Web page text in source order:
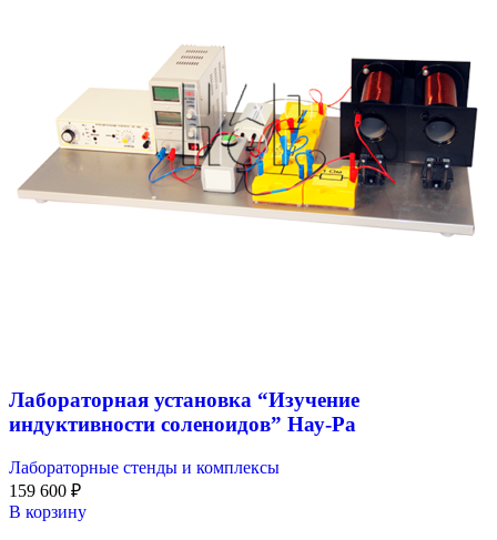
Лабораторная установка “Изучение
индуктивности соленоидов” Нау-Ра
Лабораторные стенды и комплексы
159 600 ₽
В корзину